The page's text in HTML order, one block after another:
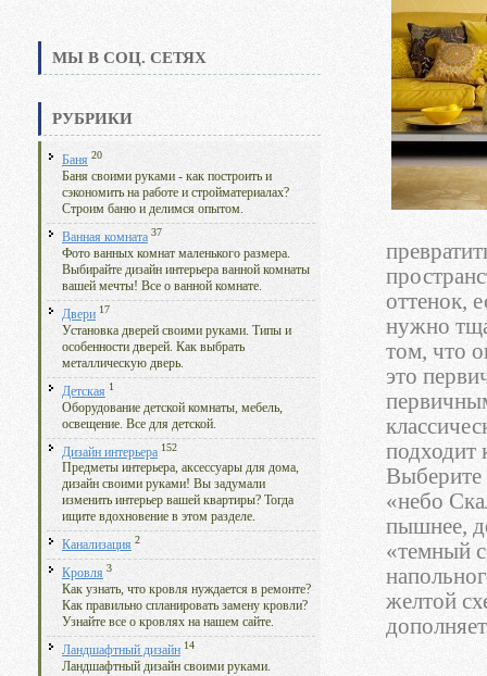
МЫ В СОЦ. СЕТЯХ
РУБРИКИ
Баня 20
Баня своими руками - как построить и
сэкономить на работе и стройматериалах?
Строим баню и делимся опытом.
Ванная комната 37
Фото ванных комнат маленького размера.
Выбирайте дизайн интерьера ванной комнаты
вашей мечты! Все о ванной комнате.
Двери 17
Установка дверей своими руками. Типы и
особенности дверей. Как выбрать
металлическую дверь.
Детская 1
Оборудование детской комнаты, мебель,
освещение. Все для детской.
Дизайн интерьера 152
Предметы интерьера, аксессуары для дома,
дизайн своими руками! Вы задумали
изменить интерьер вашей квартиры? Тогда
ищите вдохновение в этом разделе.
Канализация 2
Кровля 3
Как узнать, что кровля нуждается в ремонте?
Как правильно спланировать замену кровли?
Узнайте все о кровлях на нашем сайте.
Ландшафтный дизайн 14
Ландшафтный дизайн своими руками.
оттенок,
нужно
том, что
это
подходит
Выберите
«небо
пышнее,
«темный
желтой